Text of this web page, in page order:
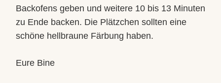
Backofens geben und weitere 10 bis 13 Minuten
zu Ende backen. Die Plätzchen sollten eine
schöne hellbraune Färbung haben.
Eure Bine